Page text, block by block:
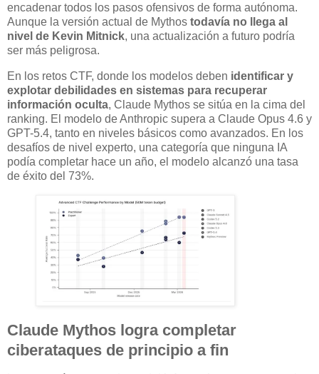
encadenar todos los pasos ofensivos de forma autónoma.
Aunque la versión actual de Mythos todavía no llega al
nivel de Kevin Mitnick, una actualización a futuro podría
ser más peligrosa.
En los retos CTF, donde los modelos deben identificar y
explotar debilidades en sistemas para recuperar
información oculta, Claude Mythos se sitúa en la cima del
ranking. El modelo de Anthropic supera a Claude Opus 4.6 y
GPT-5.4, tanto en niveles básicos como avanzados. En los
desafíos de nivel experto, una categoría que ninguna IA
podía completar hace un año, el modelo alcanzó una tasa
de éxito del 73%.
Claude Mythos logra completar
ciberataques de principio a fin